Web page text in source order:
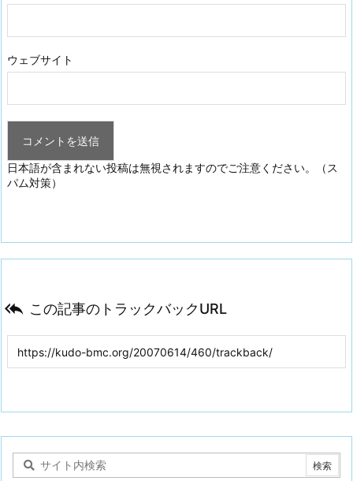
ウェブサイト
日本語が含まれない投稿は無視されますのでご注意ください。（ス
パム対策）
 この記事のトラックバックURL